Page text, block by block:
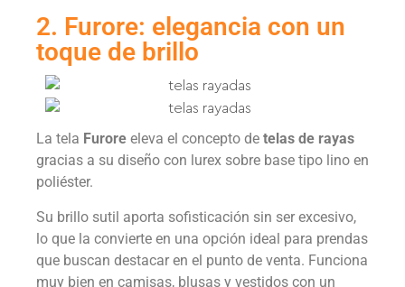
2. Furore: elegancia con un
toque de brillo
La tela Furore eleva el concepto de telas de rayas
gracias a su diseño con lurex sobre base tipo lino en
poliéster.
Su brillo sutil aporta sofisticación sin ser excesivo,
lo que la convierte en una opción ideal para prendas
que buscan destacar en el punto de venta. Funciona
muy bien en camisas, blusas y vestidos con un